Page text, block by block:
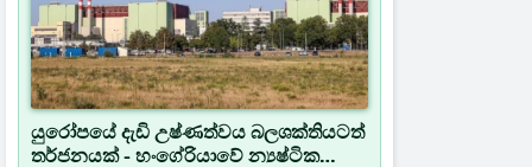
යුරෝපයේ දැඩි උෂ්ණත්වය බලශක්තියටත්
තර්ජනයක් - හංගේරියාවේ න්‍යෂ්ටික